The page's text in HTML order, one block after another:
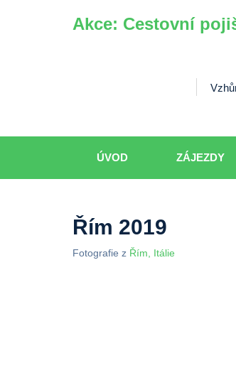
Akce: Cestovní
ÚVOD ZÁJEZDY
Řím 2019
Fotografie z Řím, Itálie